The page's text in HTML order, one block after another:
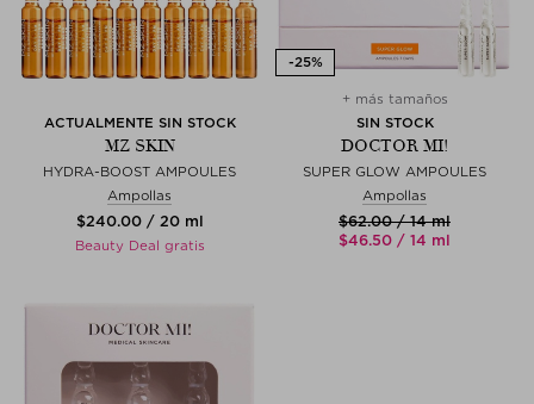
ACTUALMENTE SIN STOCK
MZ SKIN
HYDRA-BOOST AMPOULES
Ampollas
$‌240.00 / 20 ml
Beauty Deal gratis
+ más tamaños
SIN STOCK
DOCTOR MI!
SUPER GLOW AMPOULES
Ampollas
$‌62.00 / 14 ml
$‌46.50 / 14 ml